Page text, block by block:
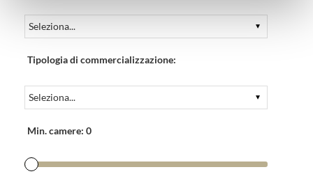
Tipologia di commercializzazione:
Min. camere: 0